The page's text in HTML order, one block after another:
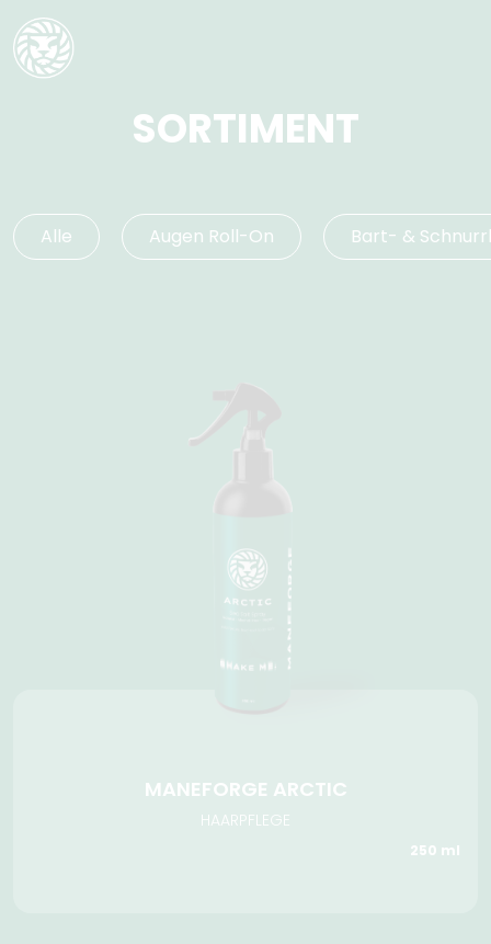
SORTIMENT
Alle Augen Roll-On Bart- &
MANEFORGE ARCTIC
HAARPFLEGE
250 ml